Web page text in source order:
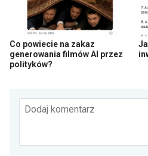
Co powiecie na zakaz
generowania filmów AI przez
polityków?
Dodaj komentarz